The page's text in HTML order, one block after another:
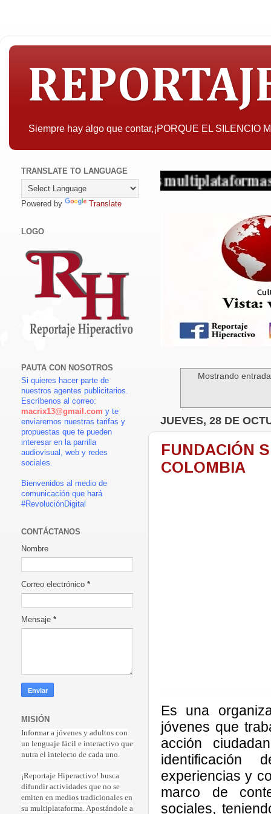
Siempre hay algo que contar,¡PORQUE EL SILENCIO
en sus multiplataformas!
Mostrando
JUEVES, 28 DE
FUNDACIÓN
COLOMBIA
Es una
jóvenes que
acción
identificación
experiencias y
marco de
sociales,
TRANSLATE TO LANGUAGE
Powered by Translate
LOGO
PAUTA CON NOSOTROS
Si quieres hacer parte de
nuestros agentes publicitarios.
Escríbenos al correo:
macrix13@gmail.com y te
enviaremos nuestras tarifas y
propuestas que te pueden
interesar en la parrilla
audiovisual, web y redes
sociales.
Bienvenidos al medio de
comunicación que hará
#RevoluciónDigital
CONTÁCTANOS
Nombre
Correo electrónico *
Mensaje *
MISIÓN
Informar a jóvenes y adultos con
un lenguaje fácil e interactivo que
nutra el intelecto de cada uno.
¡Reportaje Hiperactivo! busca
difundir actividades que no se
emiten en medios tradicionales en
su multiplataforma. Apostándole a